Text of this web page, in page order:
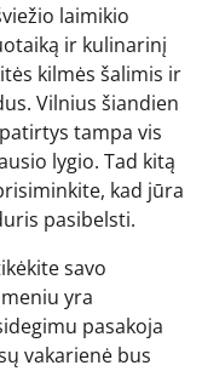
laimikio
ir kulinarinį
kilmės šalimis ir
Vilnius šiandien
tampa vis
lygio. Tad kitą
kad jūra
pasibelsti.
savo
yra
pasakoja
vakarienė bus